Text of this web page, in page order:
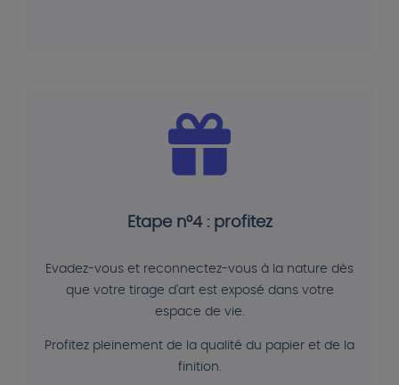
Etape n°4 : profitez
Evadez-vous et reconnectez-vous à la nature dès
que votre tirage d'art est exposé dans votre
espace de vie.
Profitez pleinement de la qualité du papier et de la
finition.